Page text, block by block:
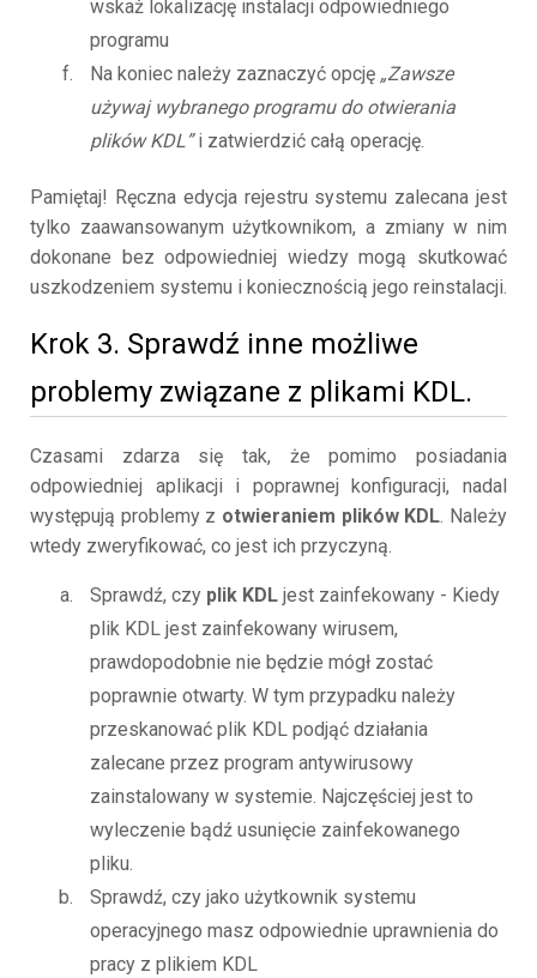
wskaż lokalizację instalacji odpowiedniego
programu
Na koniec należy zaznaczyć opcję „Zawsze
używaj wybranego programu do otwierania
plików KDL”i zatwierdzić całą operację.
Pamiętaj! Ręczna edycja rejestru systemu zalecana jest
tylko zaawansowanym użytkownikom, a zmiany w nim
dokonane bez odpowiedniej wiedzy mogą skutkować
uszkodzeniem systemu i koniecznością jego reinstalacji.
Krok 3. Sprawdź inne możliwe
problemy związane z plikami KDL.
Czasami zdarza się tak, że pomimo posiadania
odpowiedniej aplikacji i poprawnej konfiguracji, nadal
występują problemy z otwieraniem plików KDL. Należy
wtedy zweryfikować, co jest ich przyczyną.
Sprawdź, czy plik KDL jest zainfekowany - Kiedy
plik KDL jest zainfekowany wirusem,
prawdopodobnie nie będzie mógł zostać
poprawnie otwarty. W tym przypadku należy
przeskanować plik KDL podjąć działania
zalecane przez program antywirusowy
zainstalowany w systemie. Najczęściej jest to
wyleczenie bądź usunięcie zainfekowanego
pliku.
Sprawdź, czy jako użytkownik systemu
operacyjnego masz odpowiednie uprawnienia do
pracy z plikiem KDL